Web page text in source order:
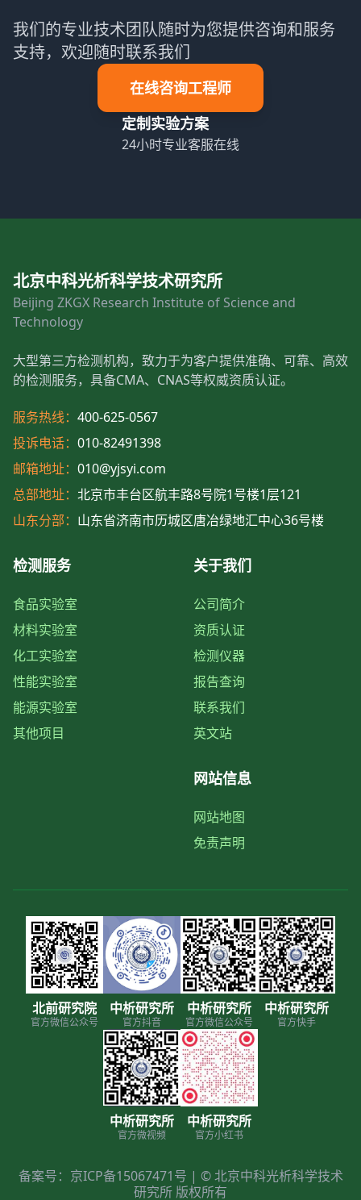
我们的专业技术团队随时为您提供咨询和服务
支持，欢迎随时联系我们
在线咨询工程师
定制实验方案
24小时专业客服在线
北京中科光析科学技术研究所
Beijing ZKGX Research Institute of Science and
Technology
大型第三方检测机构，致力于为客户提供准确、可靠、高效
的检测服务，具备CMA、CNAS等权威资质认证。
服务热线： 400-625-0567
投诉电话： 010-82491398
邮箱地址： 010@yjsyi.com
总部地址： 北京市丰台区航丰路8号院1号楼1层121
山东分部： 山东省济南市历城区唐冶绿地汇中心36号楼
检测服务
食品实验室
材料实验室
化工实验室
性能实验室
能源实验室
其他项目
关于我们
公司简介
资质认证
检测仪器
报告查询
联系我们
英文站
网站信息
网站地图
免责声明
北前研究院
官方微信公众号
中析研究所
官方抖音
中析研究所
官方微信公众号
中析研究所
官方快手
中析研究所
官方微视频
中析研究所
官方小红书
备案号：京ICP备15067471号 | © 北京中科光析科学技术
研究所 版权所有